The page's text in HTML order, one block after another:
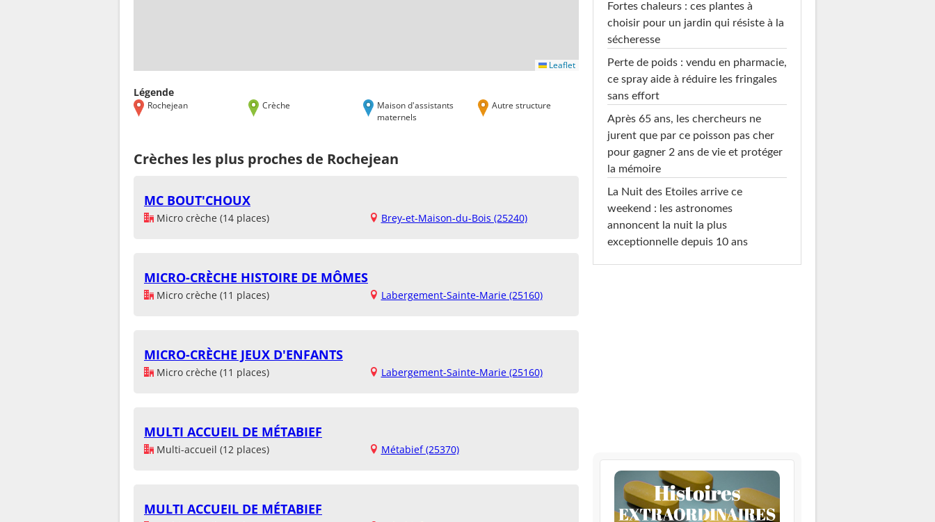
Leaflet
Légende
Rochejean Crèche
Maison d'assistants
maternels
Autre structure
Crèches les plus proches de Rochejean
MC BOUT'CHOUX
Micro crèche (14 places) Brey-et-Maison-du-Bois (25240)
MICRO-CRÈCHE HISTOIRE DE MÔMES
Micro crèche (11 places) Labergement-Sainte-Marie (25160)
MICRO-CRÈCHE JEUX D'ENFANTS
Micro crèche (11 places) Labergement-Sainte-Marie (25160)
MULTI ACCUEIL DE MÉTABIEF
Multi-accueil (12 places) Métabief (25370)
MULTI ACCUEIL DE MÉTABIEF
Fortes chaleurs : ces plantes à
choisir pour un jardin qui résiste à la
sécheresse
Perte de poids : vendu en pharmacie,
ce spray aide à réduire les fringales
sans effort
Après 65 ans, les chercheurs ne
jurent que par ce poisson pas cher
pour gagner 2 ans de vie et protéger
la mémoire
La Nuit des Etoiles arrive ce
weekend : les astronomes
annoncent la nuit la plus
exceptionnelle depuis 10 ans